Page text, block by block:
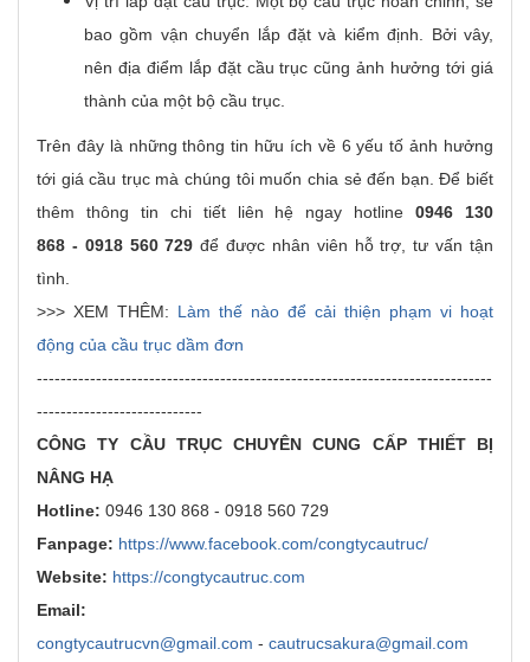
bao gồm vận chuyển lắp đặt và kiểm định. Bởi vây,
nên địa điểm lắp đặt cầu trục cũng ảnh hưởng tới giá
thành của một bộ cầu trục.
Trên đây là những thông tin hữu ích về 6 yếu tố ảnh hưởng
tới giá cầu trục mà chúng tôi muốn chia sẻ đến bạn. Để biết
thêm thông tin chi tiết liên hệ ngay hotline0946 130
868 - 0918 560 729 để được nhân viên hỗ trợ, tư vấn tận
tình.
>>> XEM THÊM: Làm thế nào để cải thiện phạm vi hoạt
động của cầu trục dầm đơn
-----------------------------------------------------------------------------
----------------------------
CÔNG TY CẦU TRỤC CHUYÊN CUNG CẤP THIẾT BỊ
NÂNG HẠ
Hotline: 0946 130 868 - 0918 560 729
Fanpage: https://www.facebook.com/congtycautruc/
Website: https://congtycautruc.com
Email:
congtycautrucvn@gmail.com - cautrucsakura@gmail.com